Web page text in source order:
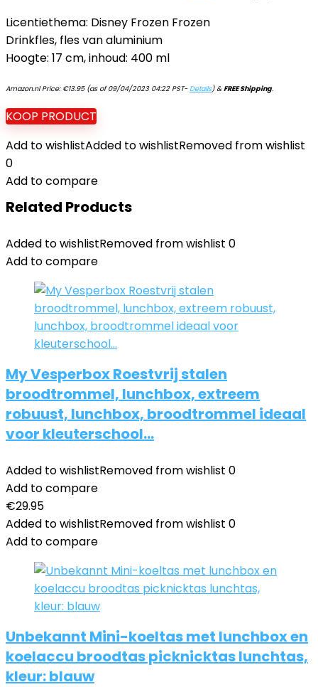
Licentiethema: Disney Frozen Frozen
Drinkfles, fles van aluminium
Hoogte: 17 cm, inhoud: 400 ml
Amazon.nl Price: €13.95(as of 09/04/2023 04:22 PST-Details)&FREE Shipping.
KOOP PRODUCT
Add to wishlistAdded to wishlistRemoved from wishlist
0
Add to compare
Related Products
Added to wishlistRemoved from wishlist 0
Add to compare
My Vesperbox Roestvrij stalen
broodtrommel, lunchbox, extreem
robuust, lunchbox, broodtrommel ideaal
voor kleuterschool…
Added to wishlistRemoved from wishlist 0
Add to compare
€29.95
Added to wishlistRemoved from wishlist 0
Add to compare
Unbekannt Mini-koeltas met lunchbox en
koelaccu broodtas picknicktas lunchtas,
kleur: blauw